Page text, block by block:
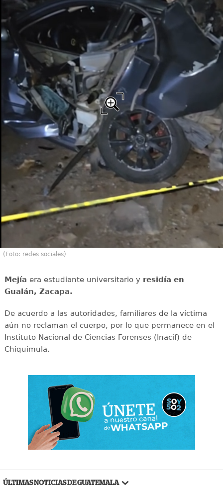
(Foto: redes sociales)
Mejía era estudiante universitario y residía en
Gualán, Zacapa.
De acuerdo a las autoridades, familiares de la víctima
aún no reclaman el cuerpo, por lo que permanece en el
Instituto Nacional de Ciencias Forenses (Inacif) de
Chiquimula.
ÚLTIMAS NOTICIAS DE GUATEMALA